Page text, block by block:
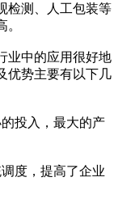
检测、人工包装等
中的应用很好地
优势主要有以下几
投入，最大的产
度，提高了企业